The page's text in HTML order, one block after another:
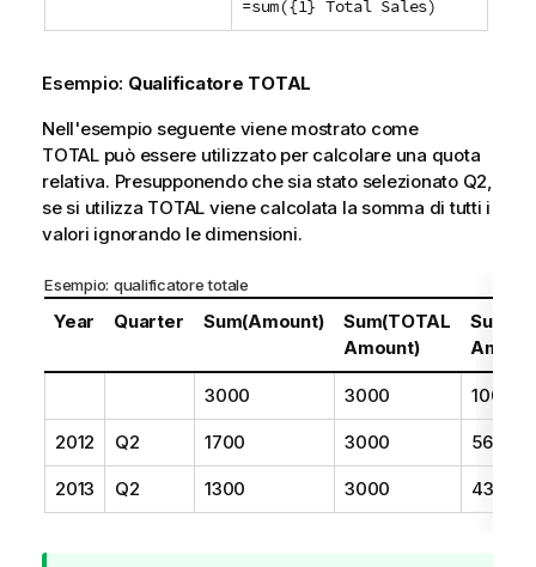
=sum({1} Total Sales)
Esempio: Qualificatore TOTAL
Nell'esempio seguente viene mostrato come
TOTALpuò essere utilizzato per calcolare una quota
relativa. Presupponendo che sia stato selezionato Q2,
se si utilizza TOTAL viene calcolata la somma di tutti i
valori ignorando le dimensioni.
Esempio: qualificatore totale
Year Quarter Sum(Amount)
Sum(TOTAL
Amount)
3000 3000 100%
2012 Q2 1700 3000 56,7%
2013 Q2 1300 3000 43,3%